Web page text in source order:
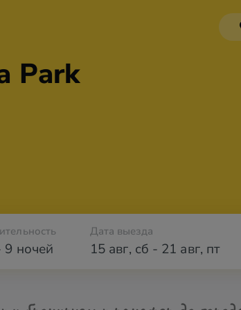
Park
9 ночей
Дата выезда
15 авг, сб - 21 авг, пт